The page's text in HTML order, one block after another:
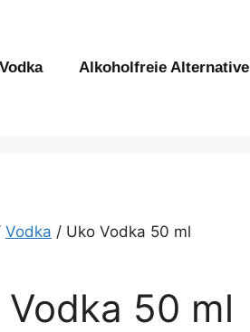
Vodka Alkoholfreie Alternative
Vodka / Uko Vodka 50 ml
Vodka 50 ml